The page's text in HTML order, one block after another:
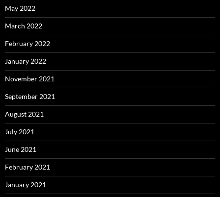
May 2022
March 2022
February 2022
January 2022
November 2021
September 2021
August 2021
July 2021
June 2021
February 2021
January 2021